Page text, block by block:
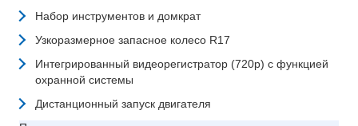
Набор инструментов и домкрат
Узкоразмерное запасное колесо R17
Интегрированный видеорегистратор (720p) с функцией
охранной системы
Дистанционный запуск двигателя